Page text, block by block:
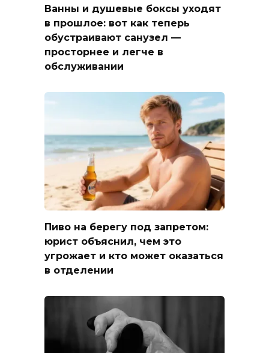
Ванны и душевые боксы уходят
в прошлое: вот как теперь
обустраивают санузел —
просторнее и легче в
обслуживании
Пиво на берегу под запретом:
юрист объяснил, чем это
угрожает и кто может оказаться
в отделении